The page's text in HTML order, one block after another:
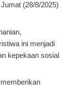
(28/8/2025)
ini menjadi
kepekaan sosial